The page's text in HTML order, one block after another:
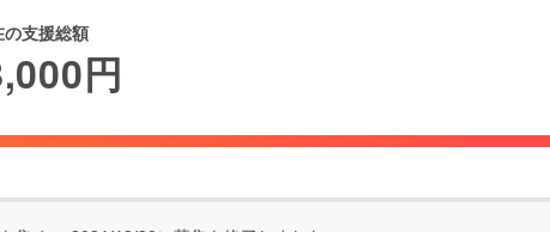
の支援総額
円